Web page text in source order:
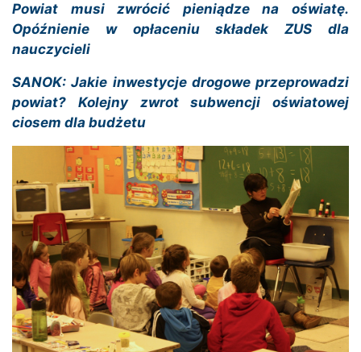
Powiat musi zwrócić pieniądze na oświatę.
Opóźnienie w opłaceniu składek ZUS dla
nauczycieli
SANOK: Jakie inwestycje drogowe przeprowadzi
powiat? Kolejny zwrot subwencji oświatowej
ciosem dla budżetu